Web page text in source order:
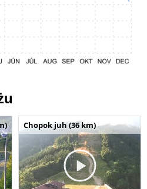
Chopok juh (36 km)